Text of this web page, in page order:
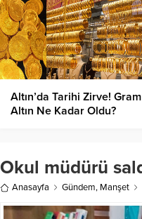
Altın’da Tarihi Zirve! Gram
Altın Ne Kadar Oldu?
Okul müdürü
Anasayfa Gündem, Manşet